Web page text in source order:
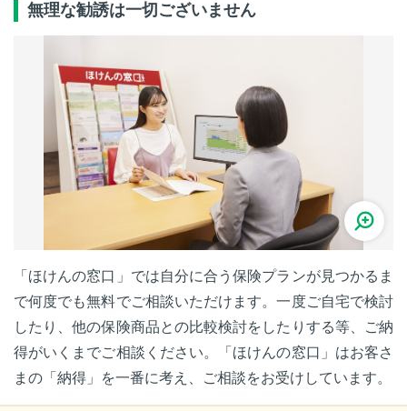
無理な勧誘は一切ございません
「ほけんの窓口」では自分に合う保険プランが見つかるま
で何度でも無料でご相談いただけます。一度ご自宅で検討
したり、他の保険商品との比較検討をしたりする等、ご納
得がいくまでご相談ください。「ほけんの窓口」はお客さ
まの「納得」を一番に考え、ご相談をお受けしています。